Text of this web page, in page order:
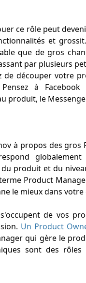
ce rôle peut
et
que de gros
par plusieurs
de découper votre
à
produit, le
à propos des gros
produit et du
Product
le mieux dans
de vos
Un Product
qui gère le
sont des rôles